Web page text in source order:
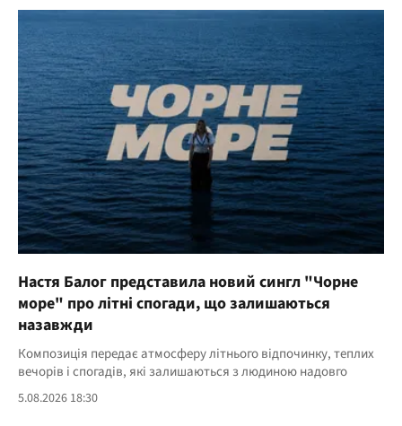
Настя Балог представила новий сингл "Чорне
море" про літні спогади, що залишаються
назавжди
Композиція передає атмосферу літнього відпочинку, теплих
вечорів і спогадів, які залишаються з людиною надовго
5.08.2026 18:30